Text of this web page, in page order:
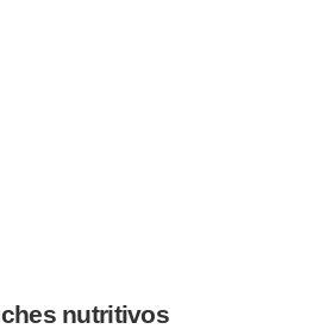
nutritivos